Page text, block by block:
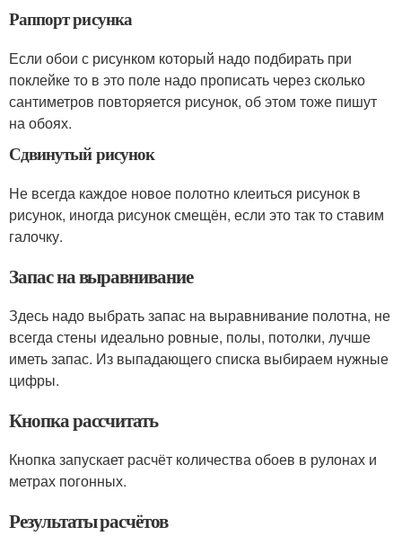
Раппорт рисунка
Если обои с рисунком который надо подбирать при
поклейке то в это поле надо прописать через сколько
сантиметров повторяется рисунок, об этом тоже пишут
на обоях.
Сдвинутый рисунок
Не всегда каждое новое полотно клеиться рисунок в
рисунок, иногда рисунок смещён, если это так то ставим
галочку.
Запас на выравнивание
Здесь надо выбрать запас на выравнивание полотна, не
всегда стены идеально ровные, полы, потолки, лучше
иметь запас. Из выпадающего списка выбираем нужные
цифры.
Кнопка рассчитать
Кнопка запускает расчёт количества обоев в рулонах и
метрах погонных.
Результаты расчётов